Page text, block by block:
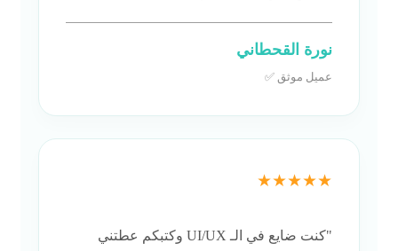
نورة القحطاني
عميل موثق ✅
★★★★★
"كنت ضايع في الـ UI/UX وكتبكم عطتني